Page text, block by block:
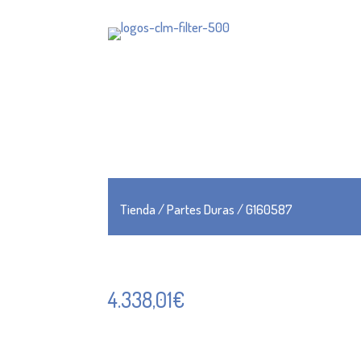
Tienda/Partes Duras/ G160587
4.338,01€